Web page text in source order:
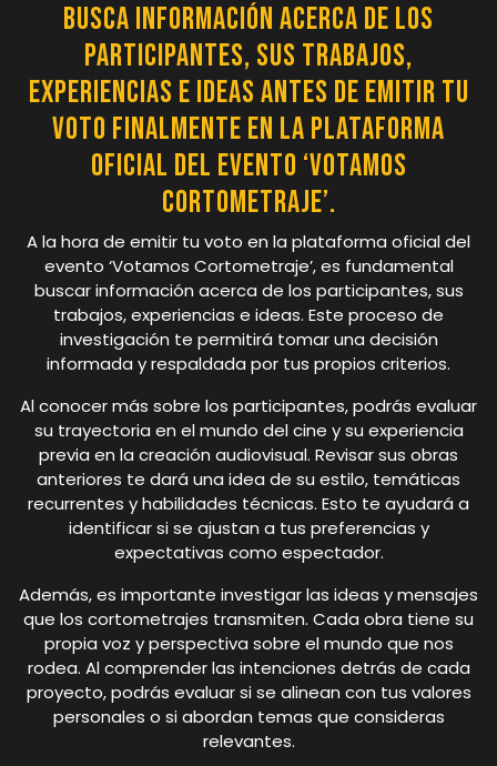
Busca información acerca de los
participantes, sus trabajos,
experiencias e ideas antes de emitir tu
voto finalmente en la plataforma
oficial del evento ‘Votamos
Cortometraje’.
A la hora de emitir tu voto en la plataforma oficial del
evento ‘Votamos Cortometraje’, es fundamental
buscar información acerca de los participantes, sus
trabajos, experiencias e ideas. Este proceso de
investigación te permitirá tomar una decisión
informada y respaldada por tus propios criterios.
Al conocer más sobre los participantes, podrás evaluar
su trayectoria en el mundo del cine y su experiencia
previa en la creación audiovisual. Revisar sus obras
anteriores te dará una idea de su estilo, temáticas
recurrentes y habilidades técnicas. Esto te ayudará a
identificar si se ajustan a tus preferencias y
expectativas como espectador.
Además, es importante investigar las ideas y mensajes
que los cortometrajes transmiten. Cada obra tiene su
propia voz y perspectiva sobre el mundo que nos
rodea. Al comprender las intenciones detrás de cada
proyecto, podrás evaluar si se alinean con tus valores
personales o si abordan temas que consideras
relevantes.